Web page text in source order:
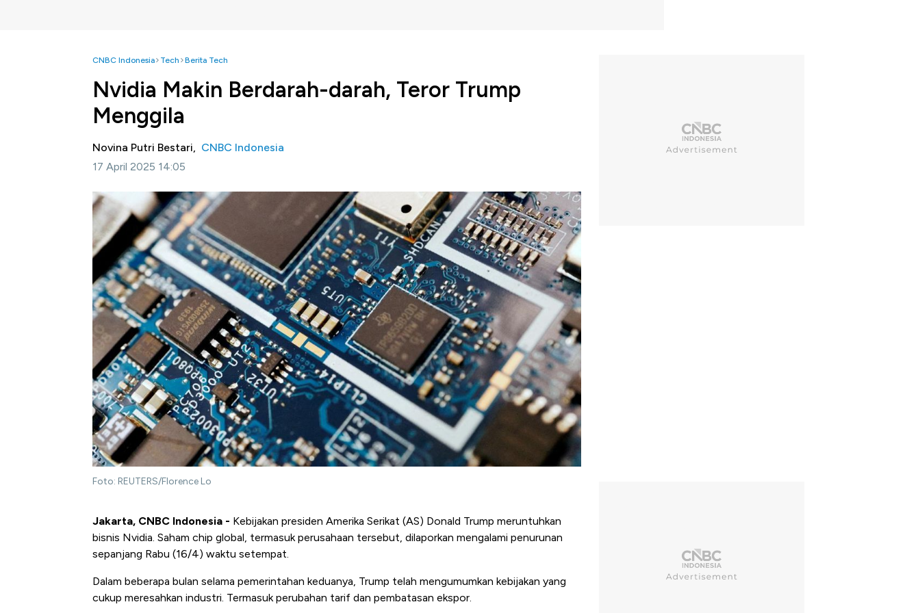
CNBC Indonesia Tech Berita Tech
Nvidia Makin Berdarah-darah, Teror Trump
Menggila
Novina Putri Bestari, CNBC Indonesia
17 April 2025 14:05
Foto: REUTERS/Florence Lo
Jakarta, CNBC Indonesia - Kebijakan presiden Amerika Serikat (AS) Donald Trump meruntuhkan
bisnis Nvidia. Saham chip global, termasuk perusahaan tersebut, dilaporkan mengalami penurunan
sepanjang Rabu (16/4) waktu setempat.
Dalam beberapa bulan selama pemerintahan keduanya, Trump telah mengumumkan kebijakan yang
cukup meresahkan industri. Termasuk perubahan tarif dan pembatasan ekspor.